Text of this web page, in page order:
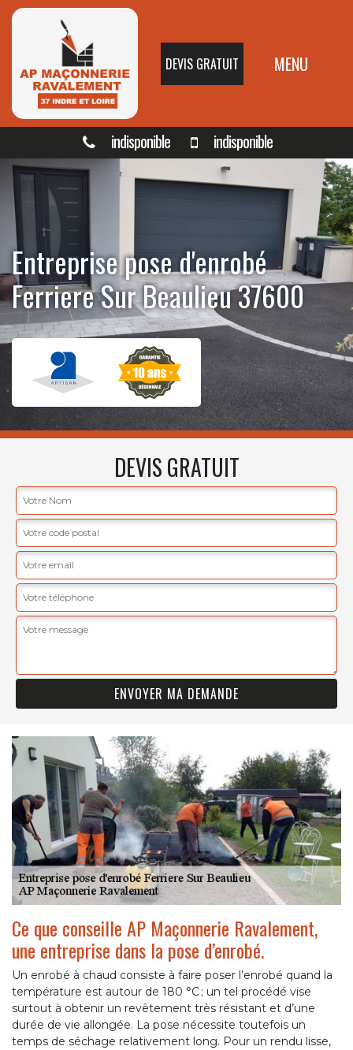
DEVIS GRATUIT MENU
indisponible indisponible
Entreprise pose d'enrobé
Ferriere Sur Beaulieu 37600
DEVIS GRATUIT
Ce que conseille AP Maçonnerie Ravalement,
une entreprise dans la pose d’enrobé.
Un enrobé à chaud consiste à faire poser l’enrobé quand la
température est autour de 180 °C ; un tel procédé vise
surtout à obtenir un revêtement très résistant et d’une
durée de vie allongée. La pose nécessite toutefois un
temps de séchage relativement long. Pour un rendu lisse,